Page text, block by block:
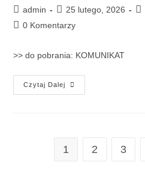
admin 25 lutego, 2026
0 Komentarzy
>> do pobrania: KOMUNIKAT
Czytaj Dalej
1 2 3